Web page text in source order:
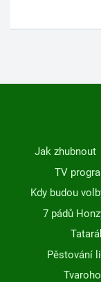
Jak zhubnout
TV
Kdy budou
7 pádů
Pěstování